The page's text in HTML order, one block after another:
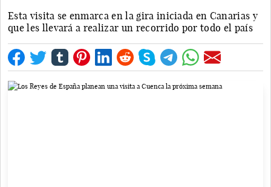
Esta visita se enmarca en la gira iniciada en Canarias y
que les llevará a realizar un recorrido por todo el país